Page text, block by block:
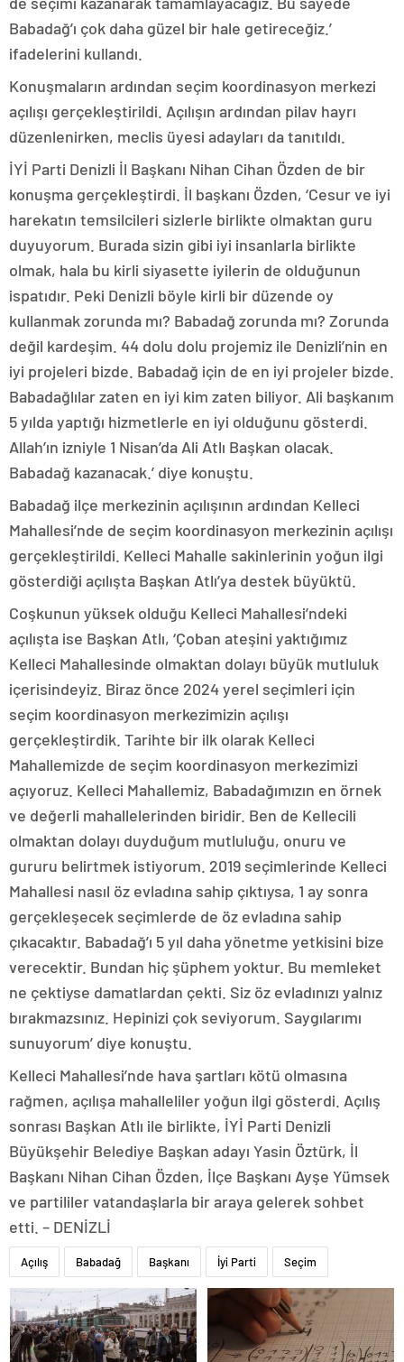
Babadağ’ı çok daha güzel bir hale getireceğiz.’
ifadelerini kullandı.
Konuşmaların ardından seçim koordinasyon merkezi
açılışı gerçekleştirildi. Açılışın ardından pilav hayrı
düzenlenirken, meclis üyesi adayları da tanıtıldı.
İYİ Parti Denizli İl Başkanı Nihan Cihan Özden de bir
konuşma gerçekleştirdi. İl başkanı Özden, ‘Cesur ve iyi
harekatın temsilcileri sizlerle birlikte olmaktan guru
duyuyorum. Burada sizin gibi iyi insanlarla birlikte
olmak, hala bu kirli siyasette iyilerin de olduğunun
ispatıdır. Peki Denizli böyle kirli bir düzende oy
kullanmak zorunda mı? Babadağ zorunda mı? Zorunda
değil kardeşim. 44 dolu dolu projemiz ile Denizli’nin en
iyi projeleri bizde. Babadağ için de en iyi projeler bizde.
Babadağlılar zaten en iyi kim zaten biliyor. Ali başkanım
5 yılda yaptığı hizmetlerle en iyi olduğunu gösterdi.
Allah’ın izniyle 1 Nisan’da Ali Atlı Başkan olacak.
Babadağ kazanacak.’ diye konuştu.
Babadağ ilçe merkezinin açılışının ardından Kelleci
Mahallesi’nde de seçim koordinasyon merkezinin açılışı
gerçekleştirildi. Kelleci Mahalle sakinlerinin yoğun ilgi
gösterdiği açılışta Başkan Atlı’ya destek büyüktü.
Coşkunun yüksek olduğu Kelleci Mahallesi’ndeki
açılışta ise Başkan Atlı, ‘Çoban ateşini yaktığımız
Kelleci Mahallesinde olmaktan dolayı büyük mutluluk
içerisindeyiz. Biraz önce 2024 yerel seçimleri için
seçim koordinasyon merkezimizin açılışı
gerçekleştirdik. Tarihte bir ilk olarak Kelleci
Mahallemizde de seçim koordinasyon merkezimizi
açıyoruz. Kelleci Mahallemiz, Babadağımızın en örnek
ve değerli mahallelerinden biridir. Ben de Kellecili
olmaktan dolayı duyduğum mutluluğu, onuru ve
gururu belirtmek istiyorum. 2019 seçimlerinde Kelleci
Mahallesi nasıl öz evladına sahip çıktıysa, 1 ay sonra
gerçekleşecek seçimlerde de öz evladına sahip
çıkacaktır. Babadağ’ı 5 yıl daha yönetme yetkisini bize
verecektir. Bundan hiç şüphem yoktur. Bu memleket
ne çektiyse damatlardan çekti. Siz öz evladınızı yalnız
bırakmazsınız. Hepinizi çok seviyorum. Saygılarımı
sunuyorum’ diye konuştu.
Kelleci Mahallesi’nde hava şartları kötü olmasına
rağmen, açılışa mahalleliler yoğun ilgi gösterdi. Açılış
sonrası Başkan Atlı ile birlikte, İYİ Parti Denizli
Büyükşehir Belediye Başkan adayı Yasin Öztürk, İl
Başkanı Nihan Cihan Özden, İlçe Başkanı Ayşe Yümsek
ve partililer vatandaşlarla bir araya gelerek sohbet
etti. – DENİZLİ
Açılış Babadağ Başkanı İyi Parti Seçim